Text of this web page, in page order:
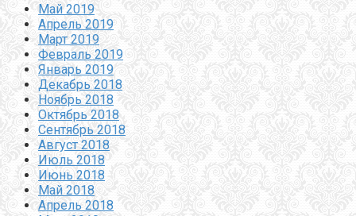
Май 2019
Апрель 2019
Март 2019
Февраль 2019
Январь 2019
Декабрь 2018
Ноябрь 2018
Октябрь 2018
Сентябрь 2018
Август 2018
Июль 2018
Июнь 2018
Май 2018
Апрель 2018